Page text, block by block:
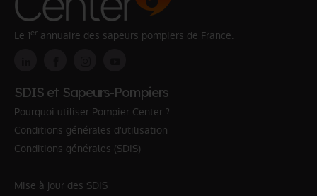
Le 1er annuaire des sapeurs pompiers de France.
SDIS et Sapeurs-Pompiers
Pourquoi utiliser Pompier Center ?
Conditions générales d'utilisation
Conditions générales (SDIS)
Mise à jour des SDIS